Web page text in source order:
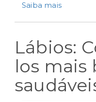
Saiba mais
Lábios:
los mais